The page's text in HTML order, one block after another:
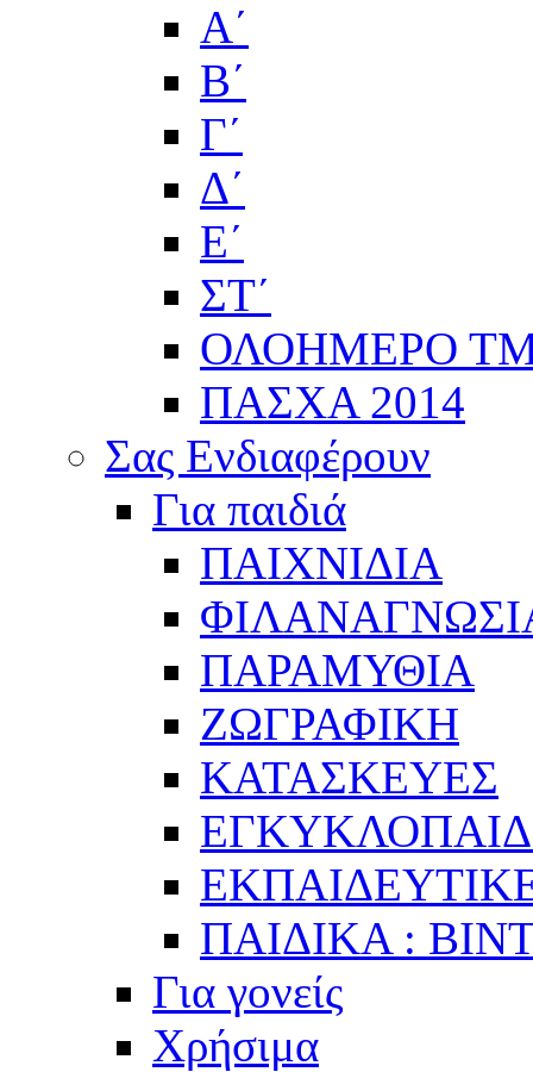
Α΄
Β΄
Γ΄
Δ΄
Ε΄
ΣΤ΄
ΟΛΟΗΜΕΡΟ
ΠΑΣΧΑ 2014
Σας Ενδιαφέρουν
Για παιδιά
ΠΑΙΧΝΙΔΙΑ
ΠΑΡΑΜΥΘΙΑ
ΖΩΓΡΑΦΙΚΗ
ΚΑΤΑΣΚΕΥΕΣ
ΠΑΙΔΙΚΑ :
Για γονείς
Χρήσιμα